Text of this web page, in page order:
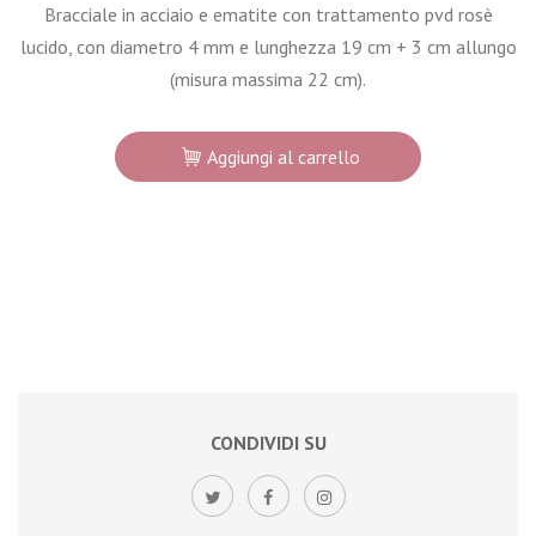
Bracciale in acciaio e ematite con trattamento pvd rosè
lucido, con diametro 4 mm e lunghezza 19 cm + 3 cm allungo
(misura massima 22 cm).
Aggiungi al carrello
CONDIVIDI SU